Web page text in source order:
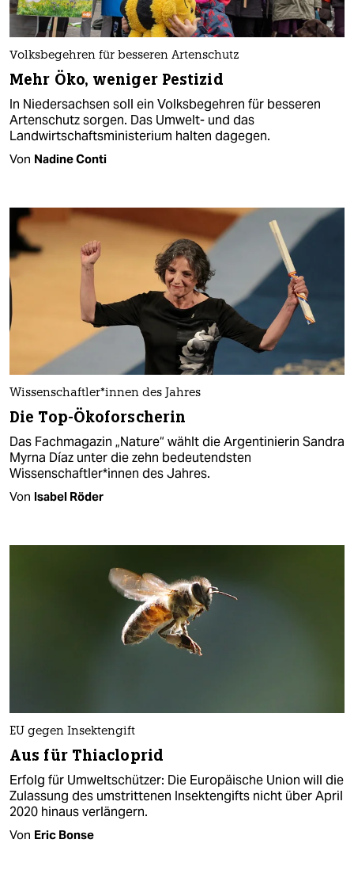
Volksbegehren für besseren Artenschutz
Mehr Öko, weniger Pestizid
In Niedersachsen soll ein Volksbegehren für besseren
Artenschutz sorgen. Das Umwelt- und das
Landwirtschaftsministerium halten dagegen.
Von Nadine Conti
Wissenschaftler*innen des Jahres
Die Top-Ökoforscherin
Das Fachmagazin „Nature“ wählt die Argentinierin Sandra
Myrna Díaz unter die zehn bedeutendsten
Wissenschaftler*innen des Jahres.
Von Isabel Röder
EU gegen Insektengift
Aus für Thiacloprid
Erfolg für Umweltschützer: Die Europäische Union will die
Zulassung des umstrittenen Insektengifts nicht über April
2020 hinaus verlängern.
Von Eric Bonse